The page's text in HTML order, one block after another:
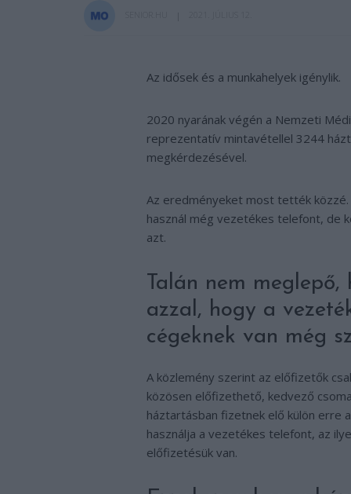
Az idősek és a munkahelyek igénylik.
2020 nyarának végén a Nemzeti
reprezentatív mintavétellel 3244
megkérdezésével.
Az eredményeket most tették
használ még vezetékes telefont, de
azt.
Talán nem
azzal, hogy a
cégeknek van még
A közlemény szerint az előfizetők
közösen előfizethető, kedvező
háztartásban fizetnek elő külön erre
használja a vezetékes telefont, az
előfizetésük van.